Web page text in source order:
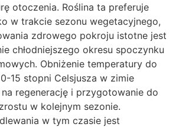
otoczenia. Roślina ta preferuje
w trakcie sezonu wegetacyjnego,
zdrowego pokroju istotne jest
chłodniejszego okresu spoczynku
Obniżenie temperatury do
15 stopni Celsjusza w zimie
regenerację i przygotowanie do
w kolejnym sezonie.
w tym czasie jest